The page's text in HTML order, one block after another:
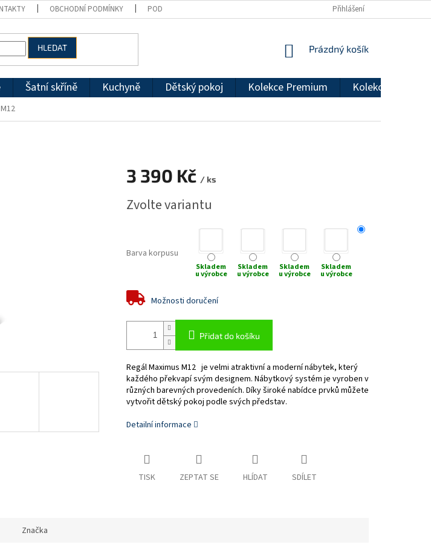
OBCHODNÍ PODMÍNKY PODMÍNKY OCHRANY OSOBNÍCH ÚDAJŮ REKLAMAČNÍ ŘÁD
Přihlášení
HLEDAT
NÁKUPNÍ
Prázdný košík
Šatní skříně Kuchyně Dětský pokoj Kolekce Premium Kolekce
3 390 Kč / ks
cena:
Zvolte variantu
Barva korpusu
Skladem
u výrobce
Skladem
u výrobce
Skladem
u výrobce
Skladem
u výrobce
Možnosti doručení
Přidat do košíku
Regál Maximus M12 je velmi atraktivní a moderní nábytek, který
každého překvapí svým designem. Nábytkový systém je vyroben v
různých barevných provedeních. Díky široké nabídce prvků můžete
vytvořit dětský pokoj podle svých představ.
Detailní informace
TISK ZEPTAT SE HLÍDAT SDÍLET
Značka